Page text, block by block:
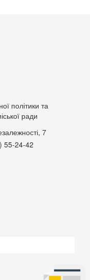
політики та
ради
7
55-24-42